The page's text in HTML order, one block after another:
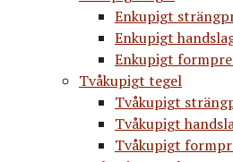
Enkupigt
Enkupigt
Enkupigt
Tvåkupigt tegel
Tvåkupigt
Tvåkupigt
Tvåkupigt